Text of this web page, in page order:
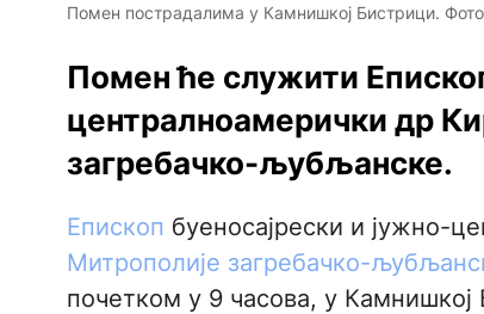
Помен пострадалима у Камнишкој Бистрици.
Помен ће служити
централноамерички др
загребачко-љубљанске.
Епископ буеносајрески и јужно-
Митрополије загребачко-
почетком у 9 часова, у Камнишкој